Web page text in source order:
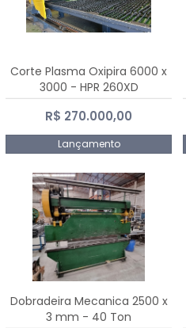
Corte Plasma Oxipira 6000 x
3000 - HPR 260XD
R$ 270.000,00
Lançamento
Dobradeira Mecanica 2500 x
3 mm - 40 Ton